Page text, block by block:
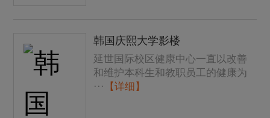
韩国庆熙大学影楼
延世国际校区健康中心一直以改善
和维护本科生和教职员工的健康为
···
【详细】